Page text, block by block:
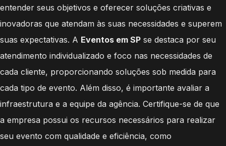
entender seus objetivos e oferecer soluções criativas e
inovadoras que atendam às suas necessidades e superem
suas expectativas. A Eventos em SP se destaca por seu
atendimento individualizado e foco nas necessidades de
cada cliente, proporcionando soluções sob medida para
cada tipo de evento. Além disso, é importante avaliar a
infraestrutura e a equipe da agência. Certifique-se de que
a empresa possui os recursos necessários para realizar
seu evento com qualidade e eficiência, como